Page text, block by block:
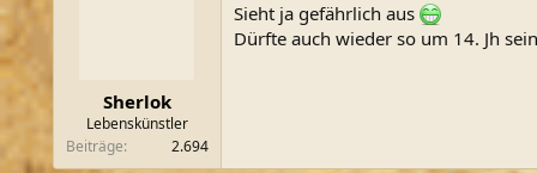
Sherlok
Lebenskünstler
Beiträge
2.694
Sieht ja gefährlich aus
Dürfte auch wieder so um 14. Jh sein